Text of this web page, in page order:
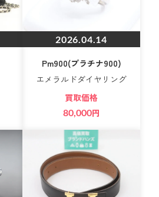
2026.04.14
Pm900(プラチナ900)
エメラルドダイヤリング
買取価格
80,000円